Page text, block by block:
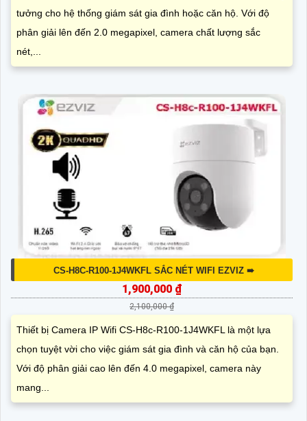
tưởng cho hệ thống giám sát gia đình hoặc căn hộ. Với độ
phân giải lên đến 2.0 megapixel, camera chất lượng sắc
nét,...
CS-H8C-R100-1J4WKFL SẮC NÉT WIFI EZVIZ ➠
1,900,000 ₫
2,100,000 ₫
Thiết bị Camera IP Wifi CS-H8c-R100-1J4WKFL là một lựa
chọn tuyệt vời cho việc giám sát gia đình và căn hộ của bạn.
Với độ phân giải cao lên đến 4.0 megapixel, camera này
mang...